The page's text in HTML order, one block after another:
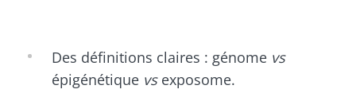
Des définitions claires : génome vs
épigénétique vsexposome.